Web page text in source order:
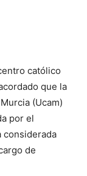
católico
que la
(Ucam)
por el
considerada
de